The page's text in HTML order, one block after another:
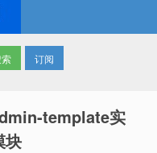
订阅
template实
块